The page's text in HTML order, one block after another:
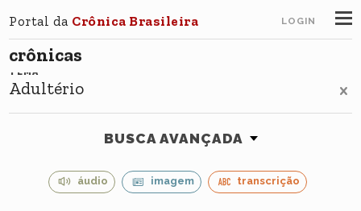
Portal da Crônica Brasileira LOGIN
crônicas
TEMA
Adultério
BUSCA AVANÇADA
áudio imagem transcrição